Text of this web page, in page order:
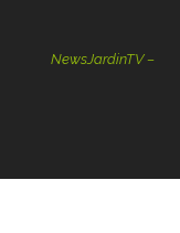
NewsJardinTV –